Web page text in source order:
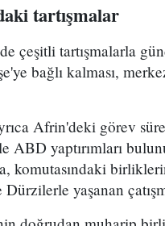
tartışmalar
çeşitli tartışmalarla
bağlı kalması,
Afrin'deki görev
ABD yaptırımları
komutasındaki
yaşanan